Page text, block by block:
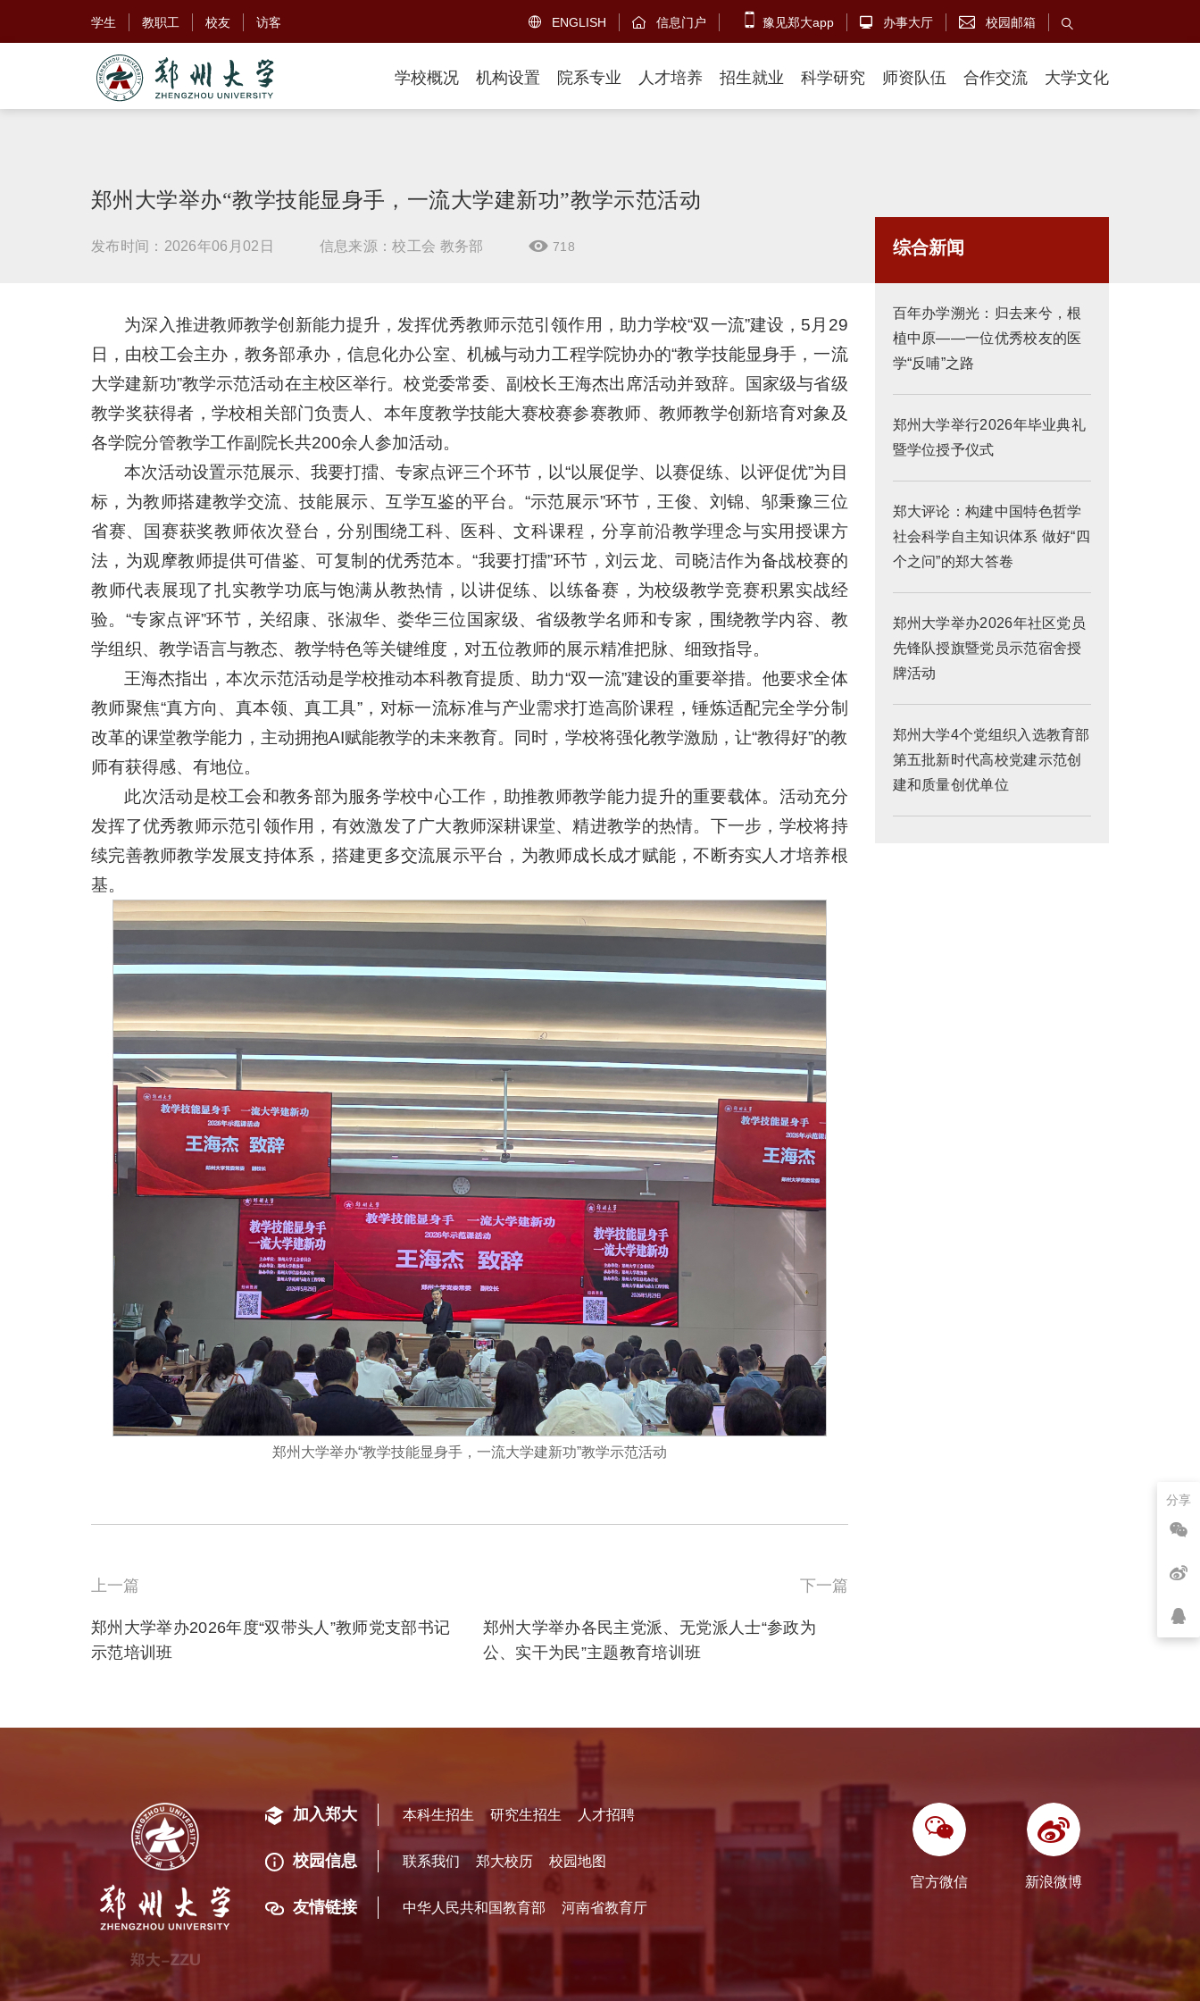
学生 教职工 校友 访客  ENGLISH  信息门户 豫见郑大app  办事大厅  校园邮箱 
学校概况 机构设置 院系专业 人才培养 招生就业 科学研究 师资队伍 合作交流 大学文化
郑州大学举办“教学技能显身手，一流大学建新功”教学示范活动
发布时间：2026年06月02日 信息来源：校工会 教务部  718
为深入推进教师教学创新能力提升，发挥优秀教师示范引领作用，助力学校“双一流”建设，5月29
日，由校工会主办，教务部承办，信息化办公室、机械与动力工程学院协办的“教学技能显身手，一流
大学建新功”教学示范活动在主校区举行。校党委常委、副校长王海杰出席活动并致辞。国家级与省级
教学奖获得者，学校相关部门负责人、本年度教学技能大赛校赛参赛教师、教师教学创新培育对象及
各学院分管教学工作副院长共200余人参加活动。
本次活动设置示范展示、我要打擂、专家点评三个环节，以“以展促学、以赛促练、以评促优”为目
标，为教师搭建教学交流、技能展示、互学互鉴的平台。“示范展示”环节，王俊、刘锦、邬秉豫三位
省赛、国赛获奖教师依次登台，分别围绕工科、医科、文科课程，分享前沿教学理念与实用授课方
法，为观摩教师提供可借鉴、可复制的优秀范本。“我要打擂”环节，刘云龙、司晓洁作为备战校赛的
教师代表展现了扎实教学功底与饱满从教热情，以讲促练、以练备赛，为校级教学竞赛积累实战经
验。“专家点评”环节，关绍康、张淑华、娄华三位国家级、省级教学名师和专家，围绕教学内容、教
学组织、教学语言与教态、教学特色等关键维度，对五位教师的展示精准把脉、细致指导。
王海杰指出，本次示范活动是学校推动本科教育提质、助力“双一流”建设的重要举措。他要求全体
教师聚焦“真方向、真本领、真工具”，对标一流标准与产业需求打造高阶课程，锤炼适配完全学分制
改革的课堂教学能力，主动拥抱AI赋能教学的未来教育。同时，学校将强化教学激励，让“教得好”的教
师有获得感、有地位。
此次活动是校工会和教务部为服务学校中心工作，助推教师教学能力提升的重要载体。活动充分
发挥了优秀教师示范引领作用，有效激发了广大教师深耕课堂、精进教学的热情。下一步，学校将持
续完善教师教学发展支持体系，搭建更多交流展示平台，为教师成长成才赋能，不断夯实人才培养根
基。
郑州大学举办“教学技能显身手，一流大学建新功”教学示范活动
上一篇
郑州大学举办2026年度“双带头人”教师党支部书记
示范培训班
下一篇
郑州大学举办各民主党派、无党派人士“参政为
公、实干为民”主题教育培训班
综合新闻
百年办学溯光：归去来兮，根
植中原——一位优秀校友的医
学“反哺”之路
郑州大学举行2026年毕业典礼
暨学位授予仪式
郑大评论：构建中国特色哲学
社会科学自主知识体系 做好“四
个之问”的郑大答卷
郑州大学举办2026年社区党员
先锋队授旗暨党员示范宿舍授
牌活动
郑州大学4个党组织入选教育部
第五批新时代高校党建示范创
建和质量创优单位
加入郑大 本科生招生 研究生招生 人才招聘
校园信息 联系我们 郑大校历 校园地图
友情链接 中华人民共和国教育部 河南省教育厅
官方微信 新浪微博
分享